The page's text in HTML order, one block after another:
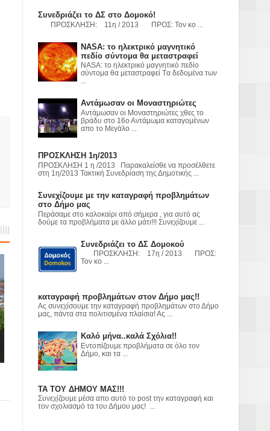
με σκοπό
ΧΥΤΑ»
Συνεδριάζει το ΔΣ στο Δομοκό!
ΠΡΟΣΚΛΗΣΗ: 11η / 2013 ΠΡΟΣ: Τον κο ...
NASA: το ηλεκτρικό μαγνητικό
πεδίο σύντομα θα μεταστραφεί
NASA: το ηλεκτρικό μαγνητικό πεδίο
σύντομα θα μεταστραφεί Tα δεδομένα των
Αντάμωσαν οι Μοναστηριώτες
Αντάμωσαν οι Μοναστηριώτες χθες το
βράδυ στο 16ο Αντάμωμα καταγομένων
απο το Μεγάλο ...
ΠΡΟΣΚΛΗΣΗ 1η/2013
ΠΡΟΣΚΛΗΣΗ 1 η /2013 Παρακαλείσθε να προσέλθετε
στη 1η/2013 Τακτική Συνεδρίαση της Δημοτικής ...
Συνεχίζουμε με την καταγραφή προβλημάτων
στο Δήμο μας
Περάσαμε στο καλοκαίρι από σήμερα , για αυτό ας
δούμε τα προβλήματα με άλλο μάτι!!! Συνεχίζουμε ...
Συνεδριάζει το ΔΣ Δομοκού
ΠΡΟΣΚΛΗΣΗ: 17η / 2013 ΠΡΟΣ:
Τον κο ...
καταγραφή προβλημάτων στον Δήμο μας!!
Ας συνεχίσουμε την καταγραφή προβλημάτων στο Δήμο
μας, πάντα στα πολιτισμένα πλαίσια! Ας ...
Καλό μήνα..καλά Σχόλια!!
Εντοπίζουμε προβλήματα σε όλο τον
Δήμο, και τα ...
ΤΑ ΤΟΥ ΔΗΜΟΥ ΜΑΣ!!!
Συνεχίζουμε μέσα απο αυτό το post την καταγραφή και
τον σχολιασμό τα του Δήμου μας! ...